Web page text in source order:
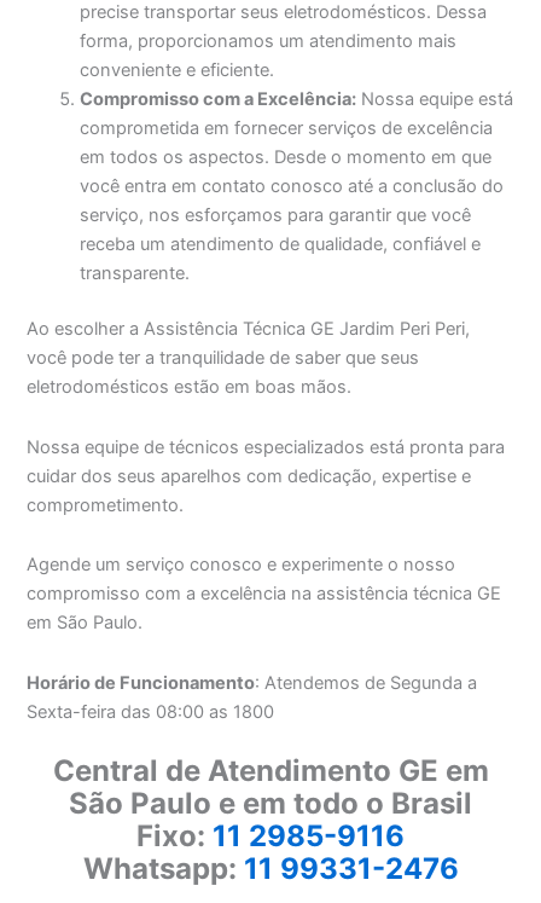
precise transportar seus eletrodomésticos. Dessa
forma, proporcionamos um atendimento mais
conveniente e eficiente.
Compromisso com a Excelência: Nossa equipe está
comprometida em fornecer serviços de excelência
em todos os aspectos. Desde o momento em que
você entra em contato conosco até a conclusão do
serviço, nos esforçamos para garantir que você
receba um atendimento de qualidade, confiável e
transparente.
Ao escolher a Assistência Técnica GE Jardim Peri Peri,
você pode ter a tranquilidade de saber que seus
eletrodomésticos estão em boas mãos.
Nossa equipe de técnicos especializados está pronta para
cuidar dos seus aparelhos com dedicação, expertise e
comprometimento.
Agende um serviço conosco e experimente o nosso
compromisso com a excelência na assistência técnica GE
em São Paulo.
Horário de Funcionamento: Atendemos de Segunda a
Sexta-feira das 08:00 as 1800
Central de Atendimento GE em
São Paulo e em todo o Brasil
Fixo: 11 2985-9116
Whatsapp: 11 99331-2476